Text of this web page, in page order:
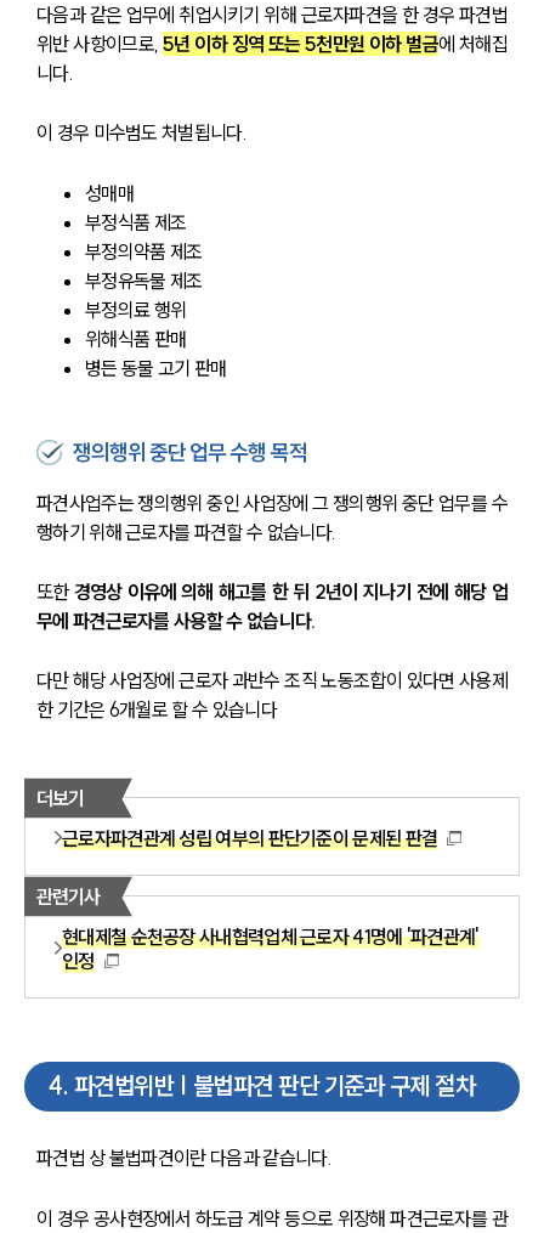
다음과 같은 업무에 취업시키기 위해 근로자파견을 한 경우 파견법
위반 사항이므로, 5년 이하 징역 또는 5천만원 이하 벌금에 처해집
니다.
이 경우 미수범도 처벌됩니다.
성매매
부정식품 제조
부정의약품 제조
부정유독물 제조
부정의료 행위
위해식품 판매
병든 동물 고기 판매
쟁의행위 중단 업무 수행 목적
파견사업주는 쟁의행위 중인 사업장에 그 쟁의행위 중단 업무를 수
행하기 위해 근로자를 파견할 수 없습니다.
또한 경영상 이유에 의해 해고를 한 뒤 2년이 지나기 전에 해당 업
무에 파견근로자를 사용할 수 없습니다.
다만 해당 사업장에 근로자 과반수 조직 노동조합이 있다면 사용제
한 기간은 6개월로 할 수 있습니다
더보기
근로자파견관계 성립 여부의 판단기준이 문제된 판결
관련기사
현대제철 순천공장 사내협력업체 근로자 41명에 '파견관계'
인정
4. 파견법위반 | 불법파견 판단 기준과 구제 절차
파견법 상 불법파견이란 다음과 같습니다.
이 경우 공사현장에서 하도급 계약 등으로 위장해 파견근로자를 관